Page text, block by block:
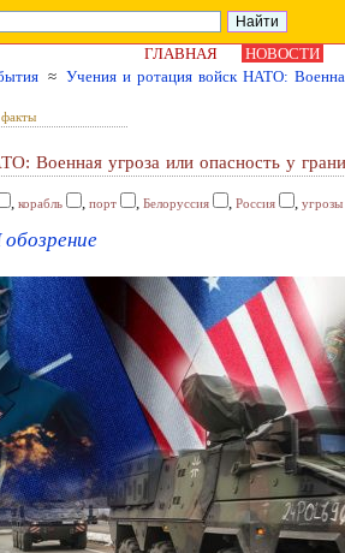
ГЛАВНАЯ
НОВОСТИ
≈ Учения и ротация войск НАТО:
Военная угроза или опасность у
, корабль , порт , Белоруссия , Россия , угрозы